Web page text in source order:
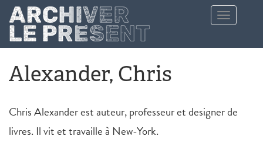
Aller au contenu principal
Toggle
navigation
Alexander, Chris
Chris Alexander est auteur, professeur et designer de
livres. Il vit et travaille à New-York.